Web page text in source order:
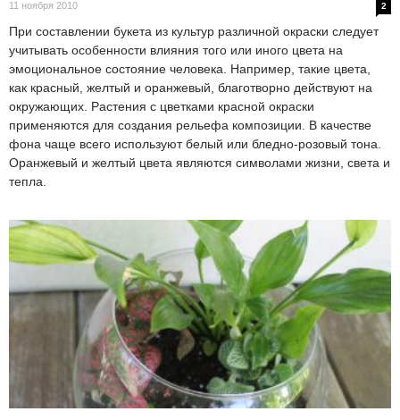
11 ноября 2010 2
При составлении букета из культур различной окраски следует
учитывать особенности влияния того или иного цвета на
эмоциональное состояние человека. Например, такие цвета,
как красный, желтый и оранжевый, благотворно действуют на
окружающих. Растения с цветками красной окраски
применяются для создания рельефа композиции. В качестве
фона чаще всего используют белый или бледно-розовый тона.
Оранжевый и желтый цвета являются символами жизни, света и
тепла.